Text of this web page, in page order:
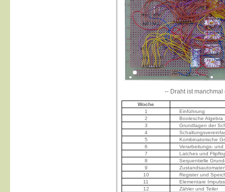
-- Draht ist
Woche
1
Einführung
2
Boolesche Algebra
3
Grundlagen der
4
5
Kombinatorische
6
Verarbeitungs-
7
Latches und
8
Sequentielle
9
10
Register und
11
Elementare
12
Zähler und Teiler